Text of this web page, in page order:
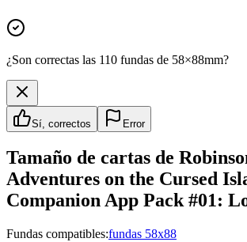
¿Son correctas las 110 fundas de 58×88mm?
Sí, correctos Error
Tamaño de cartas de
Adventures on the Cursed
Companion App Pack #01:
Fundas compatibles:fundas 58x88